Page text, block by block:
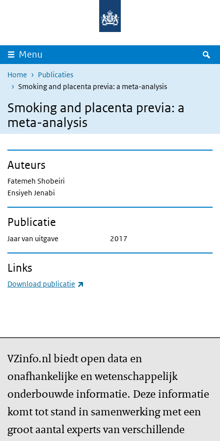
Overslaan en naar de inhoud gaan
Menu
Home
Publicaties
Smoking and placenta previa: a meta-analysis
Smoking and placenta previa: a
meta-analysis
Auteurs
Fatemeh Shobeiri
Ensiyeh Jenabi
Publicatie
Jaar van uitgave 2017
Links
Download publicatie
VZinfo.nl biedt open data en
onafhankelijke en wetenschappelijk
onderbouwde informatie. Deze informatie
komt tot stand in samenwerking met een
groot aantal experts van verschillende